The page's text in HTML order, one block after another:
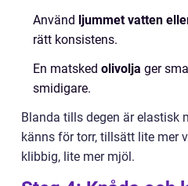
Använd ljummet vatten
rätt konsistens.
En matsked olivolja ger
smidigare.
Blanda tills degen är elastisk
känns för torr, tillsätt lite mer
klibbig, lite mer mjöl.